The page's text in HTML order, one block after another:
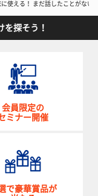
使える！ まだ話したことがない
を探そう！
会員限定の
ミナー開催
で豪華賞品が